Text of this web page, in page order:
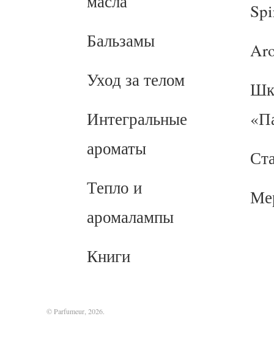
Бальзамы
Уход за телом
Интегральные
ароматы
Тепло и
аромалампы
Книги
© Parfumeur, 2026.